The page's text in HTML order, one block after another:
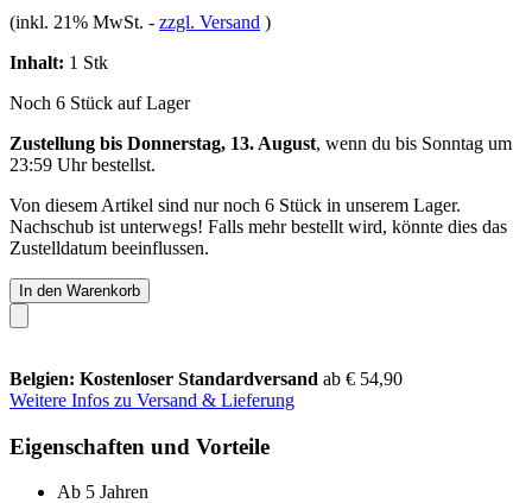
(inkl. 21% MwSt. - zzgl. Versand )
Inhalt: 1 Stk
Noch 6 Stück auf Lager
Zustellung bis Donnerstag, 13. August, wenn du bis Sonntag um
23:59 Uhrbestellst.
Von diesem Artikel sind nur noch 6 Stück in unserem Lager.
Nachschub ist unterwegs! Falls mehr bestellt wird, könnte dies das
Zustelldatum beeinflussen.
In den Warenkorb
Belgien: Kostenloser Standardversand ab € 54,90
Weitere Infos zu Versand & Lieferung
Eigenschaften und Vorteile
Ab 5 Jahren